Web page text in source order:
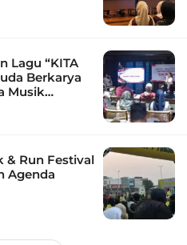
Lagu “KITA
Berkarya
Musik
& Run Festival
Agenda